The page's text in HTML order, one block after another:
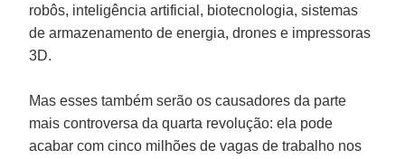
robôs, inteligência artificial, biotecnologia, sistemas
de armazenamento de energia, drones e impressoras
3D.
Mas esses também serão os causadores da parte
mais controversa da quarta revolução: ela pode
acabar com cinco milhões de vagas de trabalho nos